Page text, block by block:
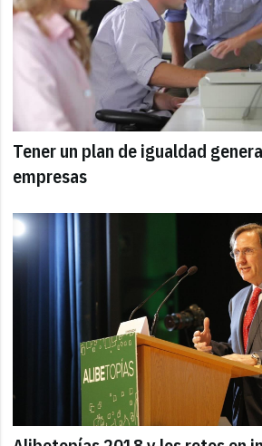
Tener un plan de igualdad
empresas